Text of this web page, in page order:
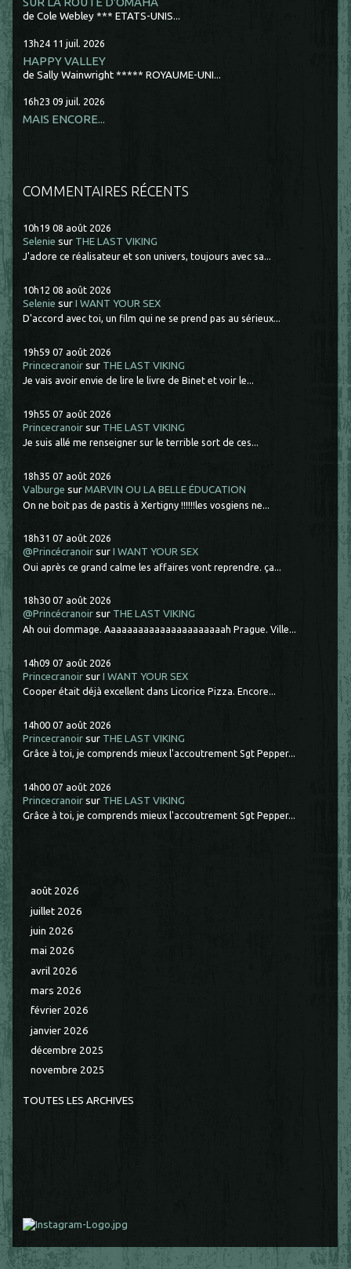
de Cole Webley *** ETATS-UNIS...
13h24 11 juil. 2026
HAPPY VALLEY
de Sally Wainwright ***** ROYAUME-UNI...
16h23 09 juil. 2026
MAIS ENCORE...
COMMENTAIRES RÉCENTS
10h19 08 août 2026
Selenie sur THE LAST VIKING
J'adore ce réalisateur et son univers, toujours avec sa...
10h12 08 août 2026
Selenie surI WANT YOUR SEX
D'accord avec toi, un film qui ne se prend pas au sérieux...
19h59 07 août 2026
Princecranoir sur THE LAST VIKING
Je vais avoir envie de lire le livre de Binet et voir le...
19h55 07 août 2026
Princecranoir sur THE LAST VIKING
Je suis allé me renseigner sur le terrible sort de ces...
18h35 07 août 2026
Valburge surMARVIN OU LA BELLE ÉDUCATION
On ne boit pas de pastis à Xertigny !!!!!!les vosgiens ne...
18h31 07 août 2026
@Princécranoir surI WANT YOUR SEX
Oui après ce grand calme les affaires vont reprendre. ça...
18h30 07 août 2026
@Princécranoir sur THE LAST VIKING
Ah oui dommage. Aaaaaaaaaaaaaaaaaaaaaah Prague. Ville...
14h09 07 août 2026
Princecranoir surI WANT YOUR SEX
Cooper était déjà excellent dans Licorice Pizza. Encore...
14h00 07 août 2026
Princecranoir sur THE LAST VIKING
Grâce à toi, je comprends mieux l'accoutrement Sgt Pepper...
14h00 07 août 2026
Princecranoir sur THE LAST VIKING
Grâce à toi, je comprends mieux l'accoutrement Sgt Pepper...
août 2026
juillet 2026
juin 2026
mai 2026
avril 2026
mars 2026
février 2026
janvier 2026
décembre 2025
novembre 2025
TOUTES LES ARCHIVES